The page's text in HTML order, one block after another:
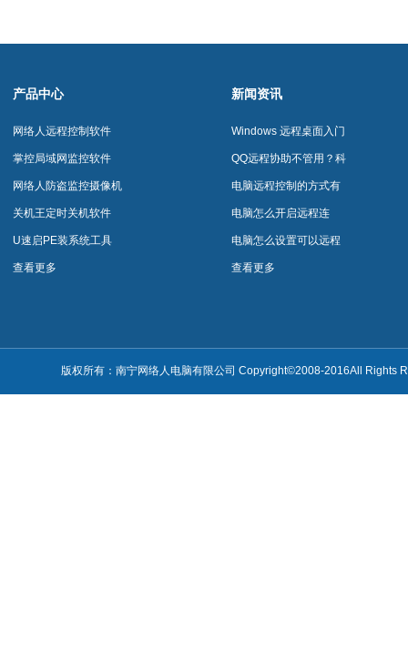
产品中心
网络人远程控制软件
掌控局域网监控软件
网络人防盗监控摄像机
关机王定时关机软件
U速启PE装系统工具
查看更多
新闻资讯
Windows 远程桌面入门
到上手网络人远程控制
软件网络人远程控制软
件
QQ远程协助不管用？科
技大佬如何远程拯救不
会电脑的小可爱？网络
人远程控制软件网络人
远程控制软件
电脑远程控制的方式有
哪些？网络人远程控制
软件网络人远程控制软
件
电脑怎么开启远程连
接？网络人远程控制软
件网络人远程控制软件
电脑怎么设置可以远程
连接？网络人远程控制
查看更多
版权所有：南宁网络人电脑有限公司 Copyright©2008-2016All Rights